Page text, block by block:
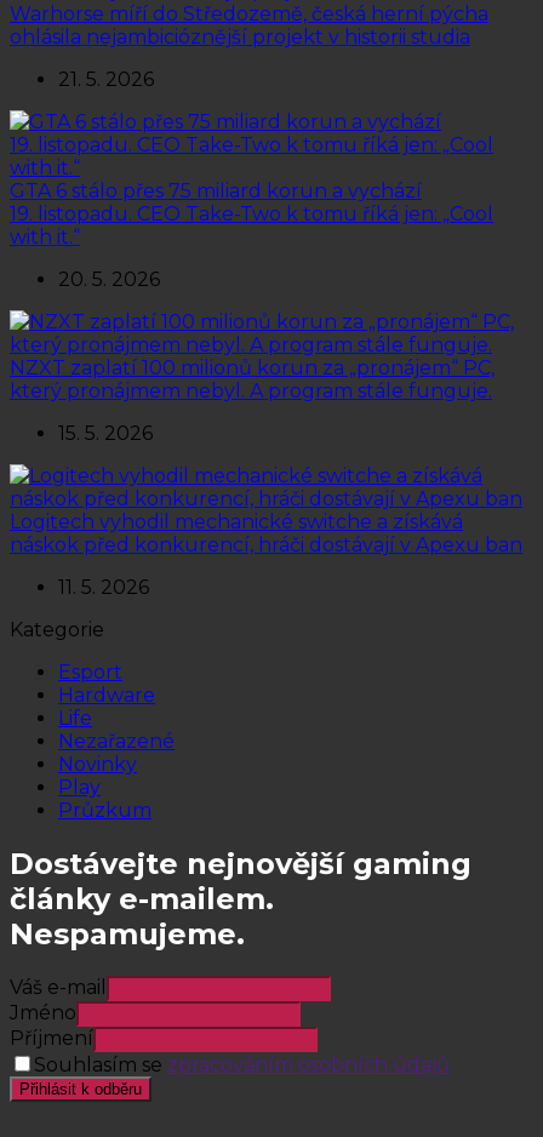
Warhorse míří do Středozemě, česká herní pýcha
ohlásila nejambicióznější projekt v historii studia
21. 5. 2026
GTA 6 stálo přes 75 miliard korun a vychází
19. listopadu. CEO Take-Two k tomu říká jen: „Cool
with it.“
20. 5. 2026
NZXT zaplatí 100 milionů korun za „pronájem“ PC,
který pronájmem nebyl. A program stále funguje.
15. 5. 2026
Logitech vyhodil mechanické switche a získává
náskok před konkurencí, hráči dostávají v Apexu ban
11. 5. 2026
Kategorie
Esport
Hardware
Life
Nezařazené
Novinky
Play
Průzkum
Dostávejte nejnovější gaming
články e-mailem.
Nespamujeme.
Váš e-mail
Jméno
Příjmení
Souhlasím se zpracováním osobních údajů
Přihlásit k odběru